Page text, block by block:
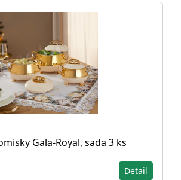
Gala-Royal, sada 3 ks
Detail